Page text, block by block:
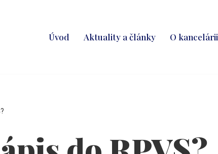
Úvod Aktuality a články O kancelárii